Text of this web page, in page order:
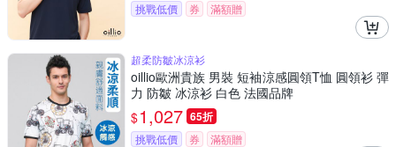
挑戰低價 券 滿額贈
超柔防皺冰涼衫
oillio歐洲貴族 男裝 短袖涼感圓領T恤 圓領衫 彈
力 防皺 冰涼衫 白色 法國品牌
$1,027 65折
挑戰低價 券 滿額贈